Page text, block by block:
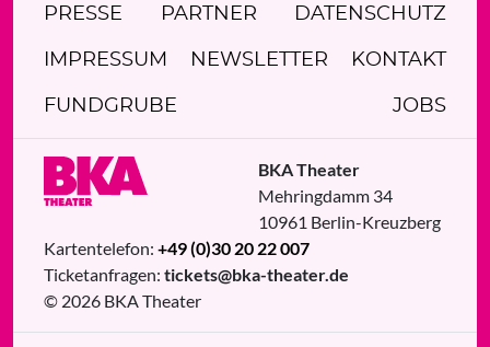
PRESSE PARTNER DATENSCHUTZ
IMPRESSUM NEWSLETTER KONTAKT
FUNDGRUBE JOBS
BKA Theater
Mehringdamm 34
10961 Berlin-Kreuzberg
Kartentelefon: +49 (0)30 20 22 007
Ticketanfragen: tickets@bka-theater.de
© 2026 BKA Theater